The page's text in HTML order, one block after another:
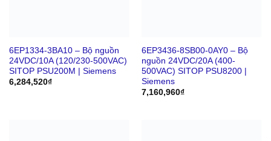
6EP1334-3BA10 – Bộ nguồn
24VDC/10A (120/230-500VAC)
SITOP PSU200M | Siemens
6,284,520₫
6EP3436-8SB00-0AY0 – Bộ
nguồn 24VDC/20A (400-
500VAC) SITOP PSU8200 |
Siemens
7,160,960₫